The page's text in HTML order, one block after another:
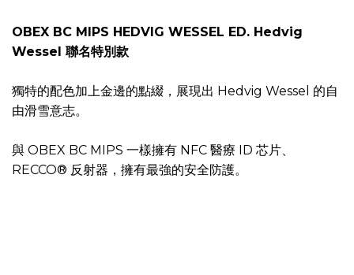
OBEX BC MIPS HEDVIG WESSEL ED. Hedvig
Wessel 聯名特別款
獨特的配色加上金邊的點綴，展現出 Hedvig Wessel 的自
由滑雪意志。
與 OBEX BC MIPS 一樣擁有 NFC 醫療 ID 芯片、
RECCO® 反射器，擁有最強的安全防護。